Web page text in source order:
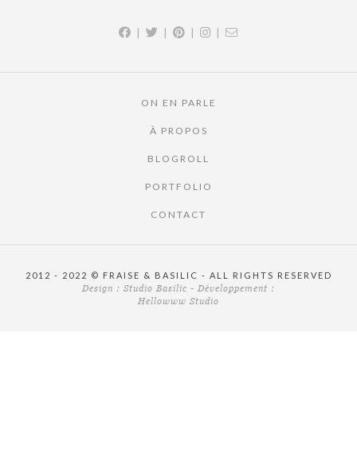
| | | |
ON EN PARLE
À PROPOS
BLOGROLL
PORTFOLIO
CONTACT
2012 - 2022 © FRAISE & BASILIC - ALL RIGHTS RESERVED
Design : Studio Basilic - Développement :
Hellowww Studio